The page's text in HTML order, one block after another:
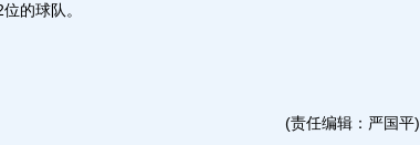
的球队。
(责任编辑：严国平)